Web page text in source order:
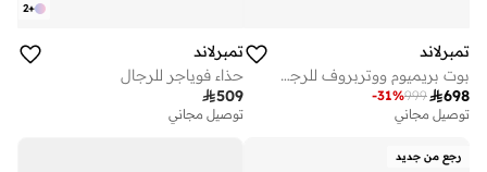
تمبرلاند
بوت بريميوم ووتربروف للرجال
698
999
-31%
توصيل مجاني
+
2
تمبرلاند
حذاء فوياجر للرجال
509
توصيل مجاني
رجع من جديد